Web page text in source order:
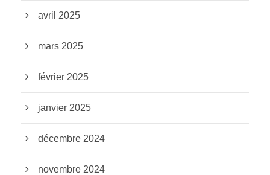
avril 2025
mars 2025
février 2025
janvier 2025
décembre 2024
novembre 2024